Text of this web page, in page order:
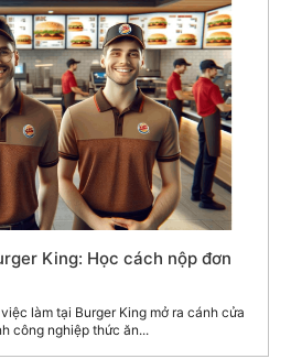
King: Học cách nộp đơn
làm tại Burger King mở ra cánh cửa
công nghiệp thức ăn...